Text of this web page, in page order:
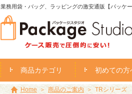
業務用袋・バッグ、ラッピングの激安通販【パッケー
商品カテゴリ 初めての方
Home 商品のご案内 TRシリーズ